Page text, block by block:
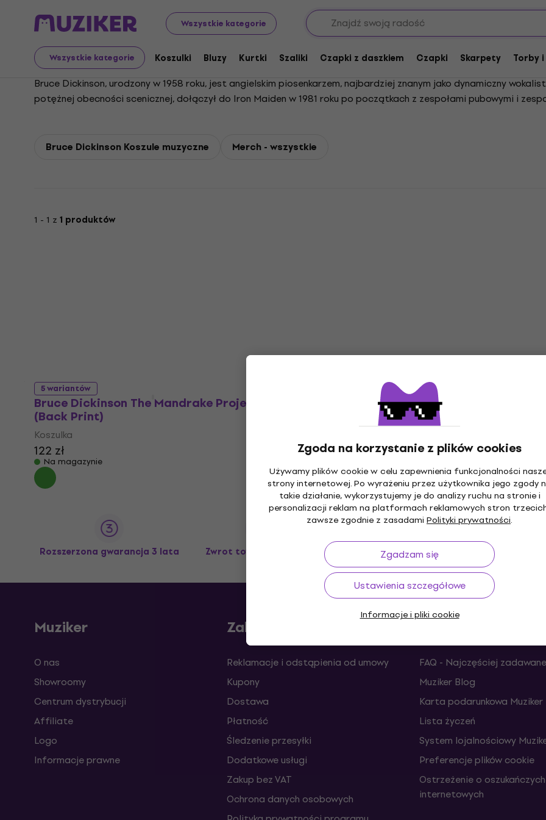
Wszystkie kategorie
Wszystkie kategorie Koszulki Bluzy Kurtki Szaliki Czapki z daszkiem Czapki Skarpety Torby
Zgoda na korzystanie z plików cookies
Używamy plików cookie w celu zapewnienia funkcjonalności
strony internetowej. Po wyrażeniu przez użytkownika jego zgody
takie działanie, wykorzystujemy je do analizy ruchu na stronie i
personalizacji reklam na platformach reklamowych stron
zawsze zgodnie z zasadami Polityki prywatności.
Zgadzam się
Ustawienia szczegółowe
Informacje i pliki cookie
Bruce Dickinson
Bruce Dickinson, urodzony w 1958 roku, jest angielskim piosenkarzem, najbardziej znanym jako dynamiczny
potężnej obecności scenicznej, dołączył do Iron Maiden w 1981 roku po początkach z zespołami pubowymi i
opublikowanym autorem, prezenterem radiowym i telewizyjnym oraz międzynarodowym szermierzem. Warzy
Bruce Dickinson Koszule muzyczne Merch - wszystkie
1 - 1 z 1 produktów
5 wariantów
Bruce Dickinson The Mandrake Project
(Back Print)
Koszulka
122 zł
Na magazynie
Rozszerzona gwarancja 3 lata Zwrot towaru do 30 dni Transport gratisod 489 zł
Muziker
O nas
Showroomy
Centrum dystrybucji
Affiliate
Logo
Informacje prawne
Zakup
Reklamacje i odstąpienia od umowy
Kupony
Dostawa
Płatność
Śledzenie przesyłki
Dodatkowe usługi
Zakup bez VAT
Ochrona danych osobowych
FAQ - Najczęściej
Muziker Blog
Karta podarunkowa Muziker
Lista życzeń
System lojalnościowy
Preferencje plików cookie
Ostrzeżenie o
internetowych